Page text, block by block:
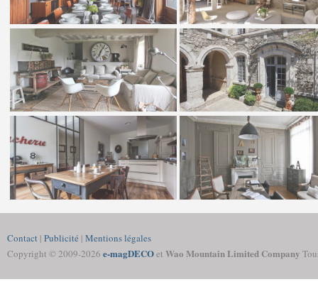
Contact | Publicité | Mentions légales
Copyright © 2009-2026 e-magDECOet Wao Mountain Limited Company